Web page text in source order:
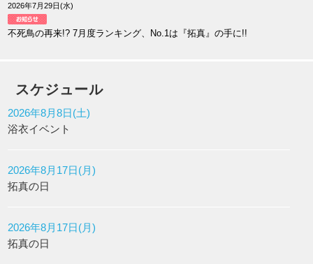
2026年7月29日(水)
不死鳥の再来!? 7月度ランキング、No.1は『拓真』の手に!!
スケジュール
2026年8月8日(土)
浴衣イベント
2026年8月17日(月)
拓真の日
2026年8月17日(月)
拓真の日